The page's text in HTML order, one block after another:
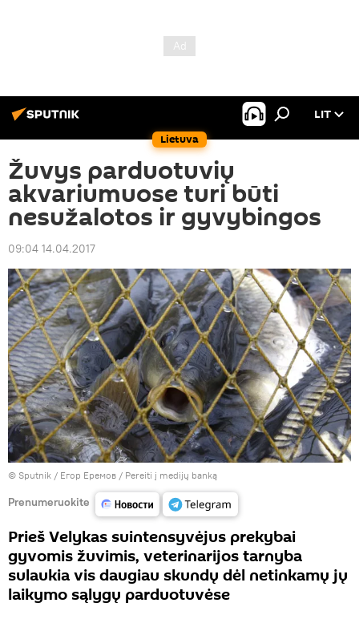
Lietuva
LIT
Žuvys parduotuvių
akvariumuose turi būti
nesužalotos ir gyvybingos
09:04 14.04.2017
© Sputnik / Егор Еремов / Pereiti į medijų banką
Prenumeruokite
Prieš Velykas suintensyvėjus prekybai
gyvomis žuvimis, veterinarijos tarnyba
sulaukia vis daugiau skundų dėl netinkamų jų
laikymo sąlygų parduotuvėse